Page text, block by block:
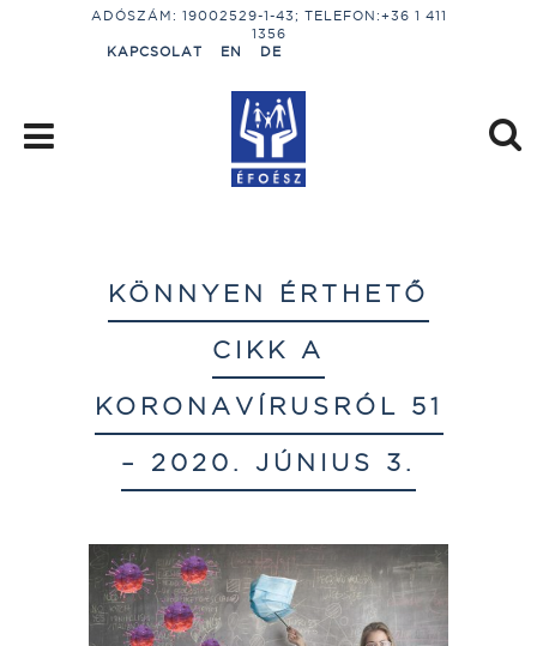
ADÓSZÁM: 19002529-1-43; TELEFON:+36 1 411
1356
KAPCSOLAT
EN DE
KÖNNYEN ÉRTHETŐ
CIKK A
KORONAVÍRUSRÓL 51
– 2020. JÚNIUS 3.